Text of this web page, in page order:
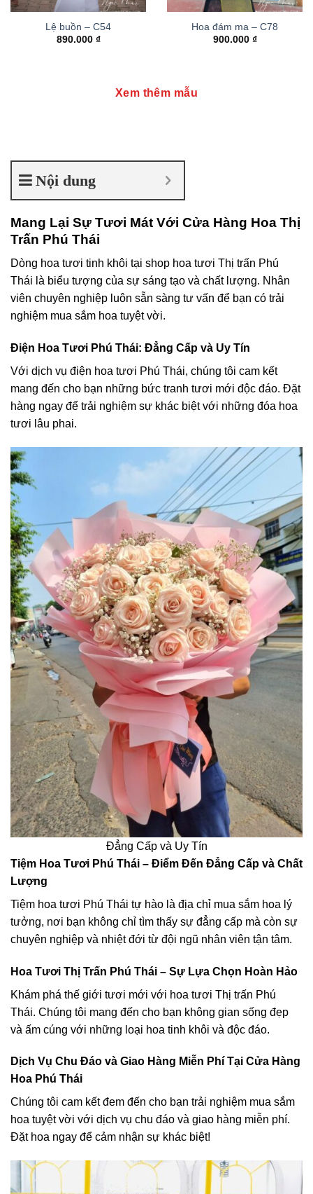
Lệ buồn – C54
890.000 ₫
Hoa đám ma – C78
900.000 ₫
Xem thêm mẫu
Nội dung
Mang Lại Sự Tươi Mát Với Cửa Hàng Hoa Thị
Trấn Phú Thái
Dòng hoa tươi tinh khôi tại shop hoa tươi Thị trấn Phú
Thái là biểu tượng của sự sáng tạo và chất lượng. Nhân
viên chuyên nghiệp luôn sẵn sàng tư vấn để bạn có trải
nghiệm mua sắm hoa tuyệt vời.
Điện Hoa Tươi Phú Thái: Đẳng Cấp và Uy Tín
Với dịch vụ điện hoa tươi Phú Thái, chúng tôi cam kết
mang đến cho bạn những bức tranh tươi mới độc đáo. Đặt
hàng ngay để trải nghiệm sự khác biệt với những đóa hoa
tươi lâu phai.
Đẳng Cấp và Uy Tín
Tiệm Hoa Tươi Phú Thái – Điểm Đến Đẳng Cấp và Chất
Lượng
Tiệm hoa tươi Phú Thái tự hào là địa chỉ mua sắm hoa lý
tưởng, nơi bạn không chỉ tìm thấy sự đẳng cấp mà còn sự
chuyên nghiệp và nhiệt đới từ đội ngũ nhân viên tận tâm.
Hoa Tươi Thị Trấn Phú Thái – Sự Lựa Chọn Hoàn Hảo
Khám phá thế giới tươi mới với hoa tươi Thị trấn Phú
Thái. Chúng tôi mang đến cho bạn không gian sống đẹp
và ấm cúng với những loại hoa tinh khôi và độc đáo.
Dịch Vụ Chu Đáo và Giao Hàng Miễn Phí Tại Cửa Hàng
Hoa Phú Thái
Chúng tôi cam kết đem đến cho bạn trải nghiệm mua sắm
hoa tuyệt vời với dịch vụ chu đáo và giao hàng miễn phí.
Đặt hoa ngay để cảm nhận sự khác biệt!